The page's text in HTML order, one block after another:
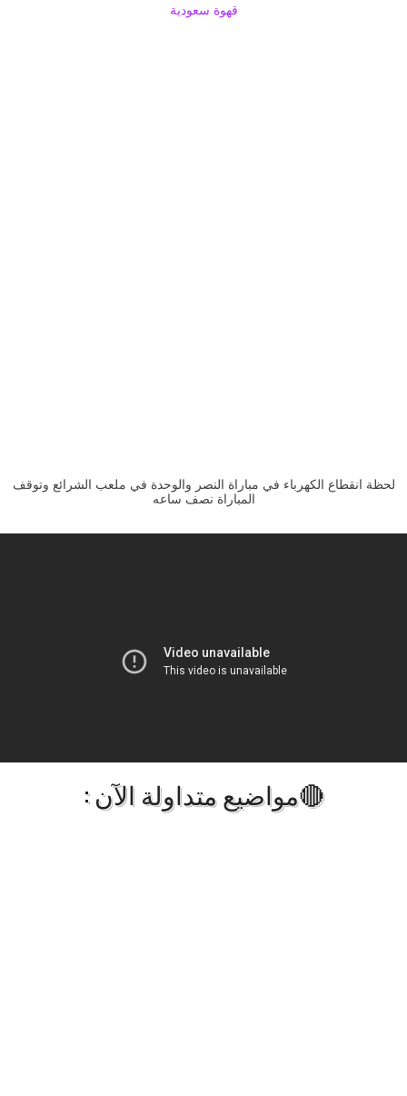
قهوة سعودية
لحظة انقطاع الكهرباء في مباراة النصر والوحدة في ملعب الشرائع وتوقف
المباراة نصف ساعه
🔴مواضيع متداولة الآن :